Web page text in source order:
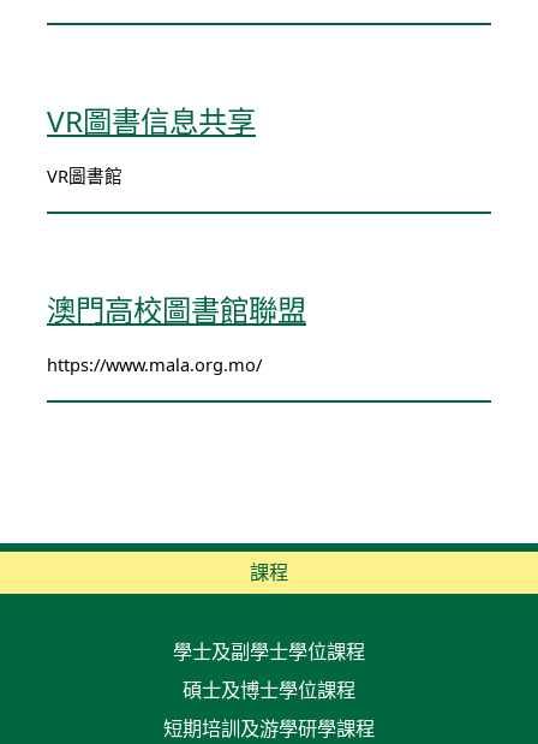
VR圖書信息共享
VR圖書館
澳門高校圖書館聯盟
https://www.mala.org.mo/
課程
學士及副學士學位課程
碩士及博士學位課程
短期培訓及游學研學課程